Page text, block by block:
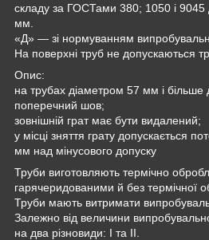
складу за ГОСТами 380; 1050 і 9045
мм.
«Д» — зі нормуванням
На поверхні труб не допускаються
Опис:
на трубах діаметром 57 мм і більше
поперечний шов;
зовнішній грат має бути видалений;
у місці зняття грату допускається
мм над мінусового допуску
Труби виготовляють термічно
гарячеридованими й без термічної
Труби мають витримати
Залежно від величини
на два різновиди: I та II.